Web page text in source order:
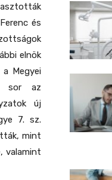
és
elnök
Megyei
sor az
új
7. sz.
mint
valamint